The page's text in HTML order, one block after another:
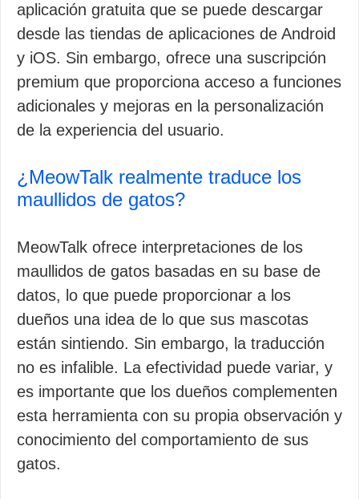
aplicación gratuita que se puede descargar
desde las tiendas de aplicaciones de Android
y iOS. Sin embargo, ofrece una suscripción
premium que proporciona acceso a funciones
adicionales y mejoras en la personalización
de la experiencia del usuario.
¿MeowTalk realmente traduce los
maullidos de gatos?
MeowTalk ofrece interpretaciones de los
maullidos de gatos basadas en su base de
datos, lo que puede proporcionar a los
dueños una idea de lo que sus mascotas
están sintiendo. Sin embargo, la traducción
no es infalible. La efectividad puede variar, y
es importante que los dueños complementen
esta herramienta con su propia observación y
conocimiento del comportamiento de sus
gatos.